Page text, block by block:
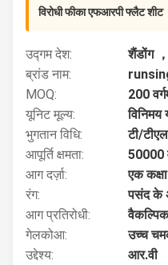
विरोधी फीका एफआरपी फ्लैट शीट
उद्गम देश:
शैंडोंग
ब्रांड नाम:
MOQ:
200
यूनिट मूल्य:
विनिमय
भुगतान विधि:
टी/
आपूर्ति क्षमता:
50000
आग दर्ज़ा:
एक कक्षा
रंग:
पसंद के
आग प्रतिरोधी:
वैकल्पिक
गेलकोआ:
उच्च
उद्देश्य:
आर.वी